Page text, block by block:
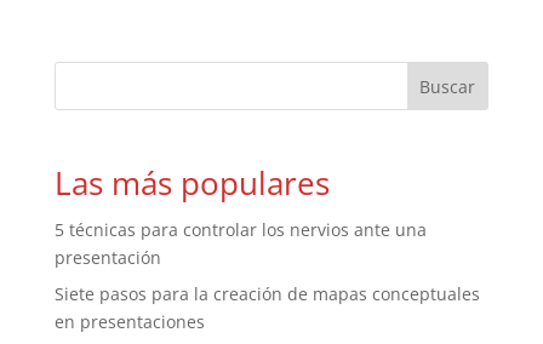
Las más populares
5 técnicas para controlar los nervios ante una
presentación
Siete pasos para la creación de mapas conceptuales
en presentaciones